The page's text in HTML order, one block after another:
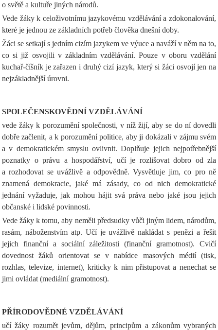
o světě a kultuře jiných národů.
Vede žáky k celoživotnímu jazykovému vzdělávání a zdokonalování,
které je jednou ze základních potřeb člověka dnešní doby.
Žáci se setkají s jedním cizím jazykem ve výuce a naváží v něm na to,
co si již osvojili v základním vzdělávání. Pouze v oboru vzdělání
kuchař-číšník je zařazen i druhý cizí jazyk, který si žáci osvojí jen na
nejzákladnější úrovni.
SPOLEČENSKOVĚDNÍ VZDĚLÁVÁNÍ
vede žáky k porozumění společnosti, v níž žijí, aby se do ní dovedli
dobře začlenit, a k porozumění politice, aby ji dokázali v zájmu svém
a v demokratickém smyslu ovlivnit. Doplňuje jejich nejpotřebnější
poznatky o právu a hospodářství, učí je rozlišovat dobro od zla
a rozhodovat se uvážlivě a odpovědně. Vysvětluje jim, co pro ně
znamená demokracie, jaké má zásady, co od nich demokratické
jednání vyžaduje, jak mohou hájit svá práva nebo jaké jsou jejich
občanské i lidské povinnosti.
Vede žáky k tomu, aby neměli předsudky vůči jiným lidem, národům,
rasám, náboženstvím atp. Učí je uvážlivě nakládat s penězi a řešit
jejich finanční a sociální záležitosti (finanční gramotnost). Cvičí
dovednost žáků orientovat se v nabídce masových médií (tisk,
rozhlas, televize, internet), kriticky k nim přistupovat a nenechat se
jimi ovládat (mediální gramotnost).
PŘÍRODOVĚDNÉ VZDĚLÁVÁNÍ
učí žáky rozumět jevům, dějům, principům a zákonům vybraných